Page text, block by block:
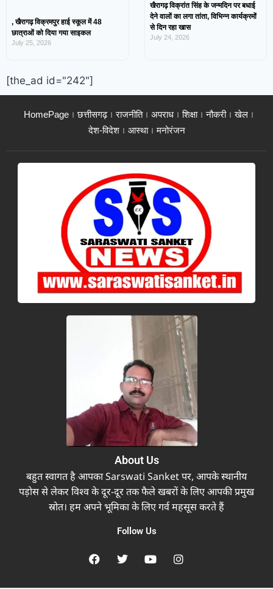
, खैरागढ़ विक्रमपुर हाई स्कूल में 48
छात्राओं को दिया गया साइकल
July 25, 2026
खैरागढ़ विक्रांत सिंह के जन्मदिन पर बधाई
देने वालों का लगा तांता, विभिन्न कार्यक्रमों
से दिन रहा खास
July 24, 2026
[the_ad id="242"]
HomePage छत्तीसगढ़ राजनीति अपराध शिक्षा नौकरी
खेल
देश-विदेश
आस्था मनोरंजन
About Us
बहुत स्वागत है आपका Sarswati Sanket पर, आपके स्थानीय
पड़ोस से लेकर विश्व के दूर-दूर तक फैले खबरों के लिए आपकी प्रमुख
स्रोत। हम अपने भूमिका के लिए गर्व महसूस करते हैं
Follow Us